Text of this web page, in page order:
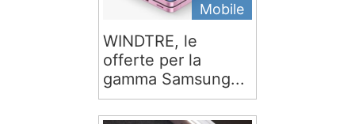
Mobile
WINDTRE, le
offerte per la
gamma Samsung...